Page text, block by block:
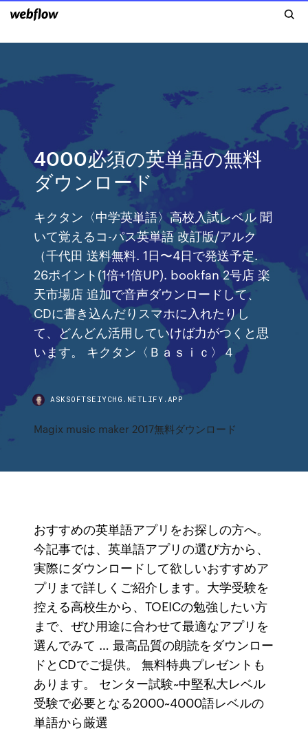
4000必須の英単語の無料
ダウンロード
キクタン〈中学英単語〉高校入試レベル 聞
いて覚えるコ-パス英単語 改訂版/アルク
（千代田 送料無料. 1日〜4日で発送予定.
26ポイント(1倍+1倍UP). bookfan 2号店 楽
天市場店 追加で音声ダウンロードして、
CDに書き込んだりスマホに入れたりし
て、どんどん活用していけば力がつくと思
います。 キクタン〈Ｂａｓｉｃ〉４
ASKSOFTSEIYCHG.NETLIFY.APP
Magix music maker 2017無料ダウンロード
おすすめの英単語アプリをお探しの方へ。
今記事では、英単語アプリの選び方から、
実際にダウンロードして欲しいおすすめア
プリまで詳しくご紹介します。大学受験を
控える高校生から、TOEICの勉強したい方
まで、ぜひ用途に合わせて最適なアプリを
選んでみて … 最高品質の朗読をダウンロー
ドとCDでご提供。 無料特典プレゼントも
あります。 センター試験~中堅私大レベル
受験で必要となる2000~4000語レベルの
単語から厳選